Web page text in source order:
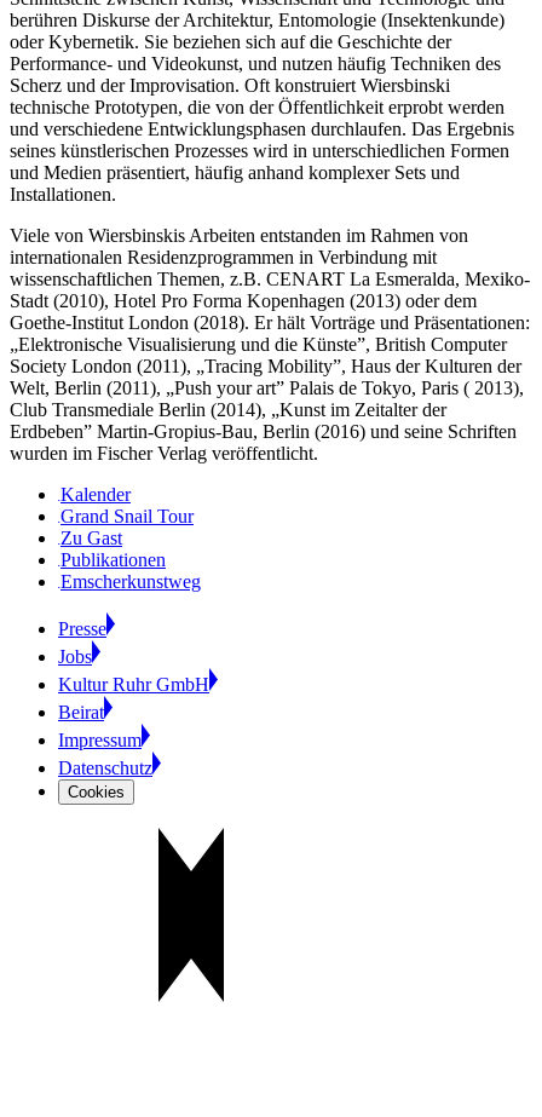
berühren Diskurse der Architektur, Entomologie (Insektenkunde)
oder Kybernetik. Sie beziehen sich auf die Geschichte der
Performance- und Videokunst, und nutzen häufig Techniken des
Scherz und der Improvisation. Oft konstruiert Wiersbinski
technische Prototypen, die von der Öffentlichkeit erprobt werden
und verschiedene Entwicklungsphasen durchlaufen. Das Ergebnis
seines künstlerischen Prozesses wird in unterschiedlichen Formen
und Medien präsentiert, häufig anhand komplexer Sets und
Installationen.
Viele von Wiersbinskis Arbeiten entstanden im Rahmen von
internationalen Residenzprogrammen in Verbindung mit
wissenschaftlichen Themen, z.B. CENART La Esmeralda, Mexiko-
Stadt (2010), Hotel Pro Forma Kopenhagen (2013) oder dem
Goethe-Institut London (2018). Er hält Vorträge und Präsentationen:
„Elektronische Visualisierung und die Künste”, British Computer
Society London (2011), „Tracing Mobility”, Haus der Kulturen der
Welt, Berlin (2011), „Push your art” Palais de Tokyo, Paris ( 2013),
Club Transmediale Berlin (2014), „Kunst im Zeitalter der
Erdbeben” Martin-Gropius-Bau, Berlin (2016) und seine Schriften
wurden im Fischer Verlag veröffentlicht.
Kalender
Grand Snail Tour
Zu Gast
Publikationen
Emscherkunstweg
Presse
Jobs
Kultur Ruhr GmbH
Beirat
Impressum
Datenschutz
Cookies